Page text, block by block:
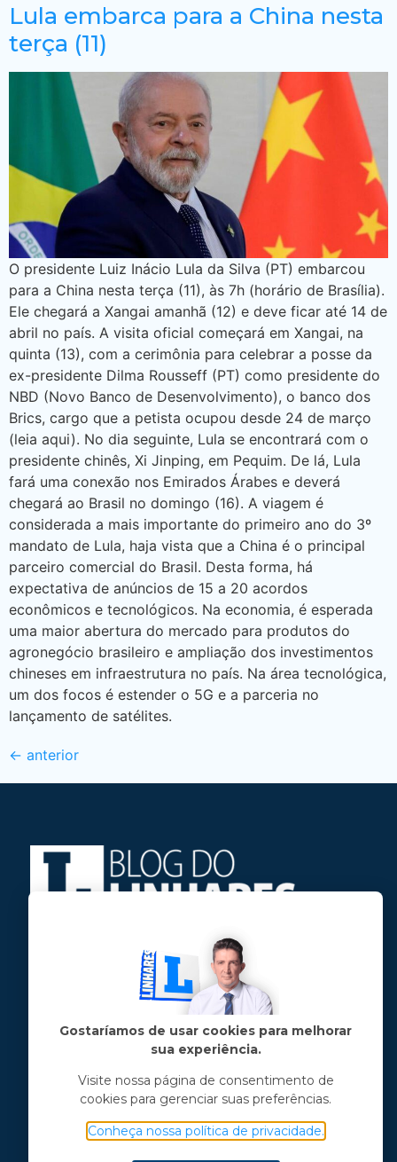
Lula embarca para a China nesta
terça (11)
O presidente Luiz Inácio Lula da Silva (PT) embarcou
para a China nesta terça (11), às 7h (horário de Brasília).
Ele chegará a Xangai amanhã (12) e deve ficar até 14 de
abril no país. A visita oficial começará em Xangai, na
quinta (13), com a cerimônia para celebrar a posse da
ex-presidente Dilma Rousseff (PT) como presidente do
NBD (Novo Banco de Desenvolvimento), o banco dos
Brics, cargo que a petista ocupou desde 24 de março
(leia aqui). No dia seguinte, Lula se encontrará com o
presidente chinês, Xi Jinping, em Pequim. De lá, Lula
fará uma conexão nos Emirados Árabes e deverá
chegará ao Brasil no domingo (16). A viagem é
considerada a mais importante do primeiro ano do 3º
mandato de Lula, haja vista que a China é o principal
parceiro comercial do Brasil. Desta forma, há
expectativa de anúncios de 15 a 20 acordos
econômicos e tecnológicos. Na economia, é esperada
uma maior abertura do mercado para produtos do
agronegócio brasileiro e ampliação dos investimentos
chineses em infraestrutura no país. Na área tecnológica,
um dos focos é estender o 5G e a parceria no
lançamento de satélites.
← anterior
Jose Linhares Jr é maranhense.
Formado em Jornalismo, estudou filosofia
e tem pós-graduações em ciência política
e marketing político.
Menu principal
Notícias
Opinião
Gostaríamos de usar cookies para melhorar
sua experiência.
Visite nossa página de consentimento de
cookies para gerenciar suas preferências.
Conheça nossa política de privacidade.